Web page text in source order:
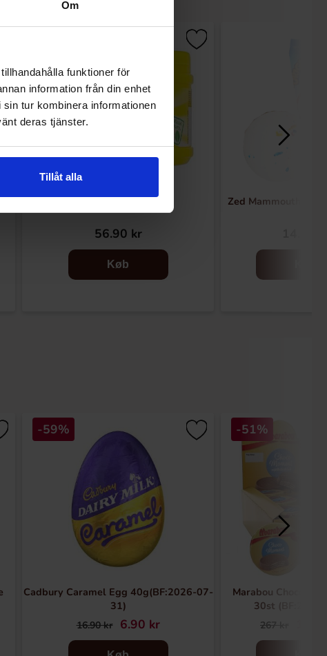
Om
funktioner för
information från din enhet
tur kombinera informationen
deras tjänster.
Tillåt alla
Nesquik Banana 300g
56.90 kr
Køb
Zed Mammouth
-59%
Cadbury Caramel Egg 40g(BF:2026-07-
31)
16.90 kr 6.90 kr
-51%
Marabou Choco
30st
267 kr